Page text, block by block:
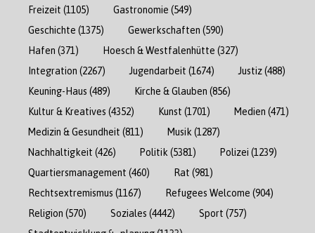
Freizeit (1105) Gastronomie (549)
Geschichte (1375) Gewerkschaften (590)
Hafen (371) Hoesch & Westfalenhütte (327)
Integration (2267) Jugendarbeit (1674) Justiz(488)
Keuning-Haus (489) Kirche & Glauben (856)
Kultur & Kreatives (4352) Kunst (1701) Medien (471)
Medizin & Gesundheit (811) Musik (1287)
Nachhaltigkeit (426) Politik (5381) Polizei (1239)
Quartiersmanagement (460) Rat (981)
Rechtsextremismus (1167) Refugees Welcome (904)
Religion (570) Soziales (4442) Sport (757)